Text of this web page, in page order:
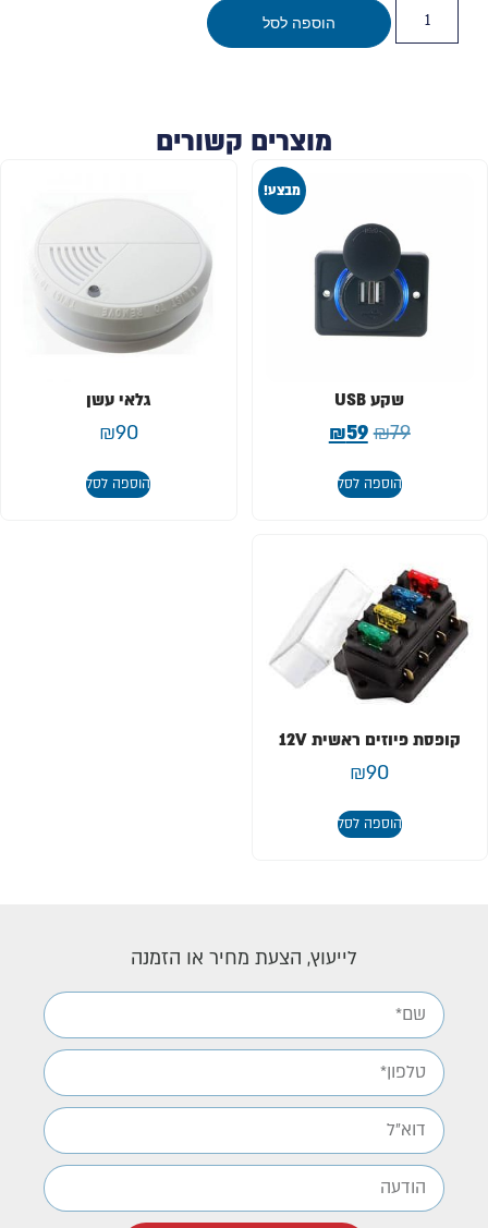
הוספה לסל
מוצרים קשורים
מבצע!
שקע USB
₪79
₪59
הוספה לסל
גלאי עשן
₪90
הוספה לסל
קופסת פיוזים ראשית 12V
₪90
הוספה לסל
לייעוץ, הצעת מחיר או הזמנה